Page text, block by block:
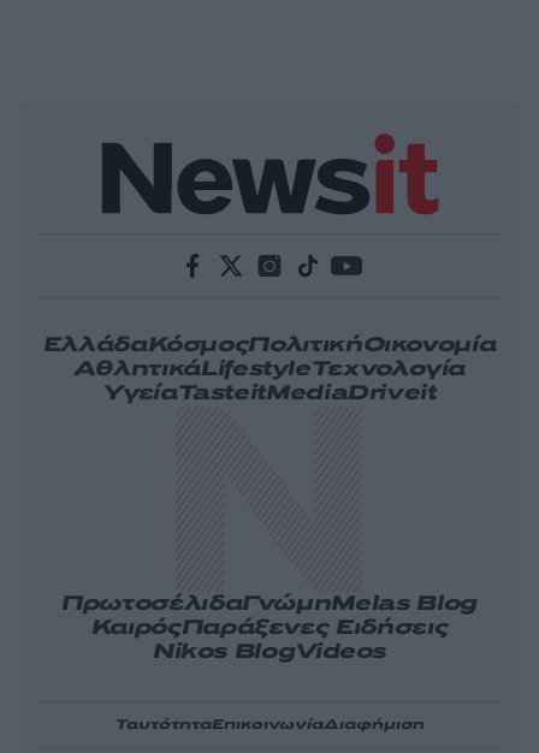
ΕλλάδαΚόσμοςΠολιτικήΟικονομία
ΑθλητικάLifestyleΤεχνολογία
ΥγείαTasteitMediaDriveit
ΠρωτοσέλιδαΓνώμηMelas Blog
ΚαιρόςΠαράξενες Ειδήσεις
Nikos BlogVideos
ΤαυτότηταΕπικοινωνίαΔιαφήμιση